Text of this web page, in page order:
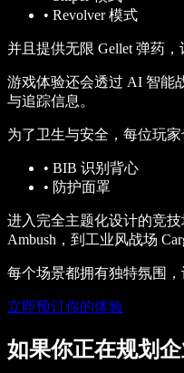
• Revolver 模式
并且提供无限 Gellet 弹药，
游戏体验还会透过 AI 智能
与追踪信息。
为了卫生与安全，每位玩家
• BIB 识别背心
• 防护面罩
进入完全主题化设计的竞
Ambush，到工业风战场
每个场景都拥有独特氛围，
立即预订你的体验
如果你正在规划